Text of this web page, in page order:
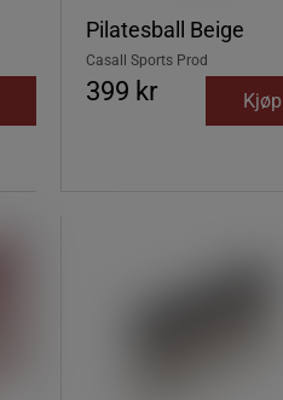
Pilatesball Beige
Casall Sports Prod
399 kr Kjøp